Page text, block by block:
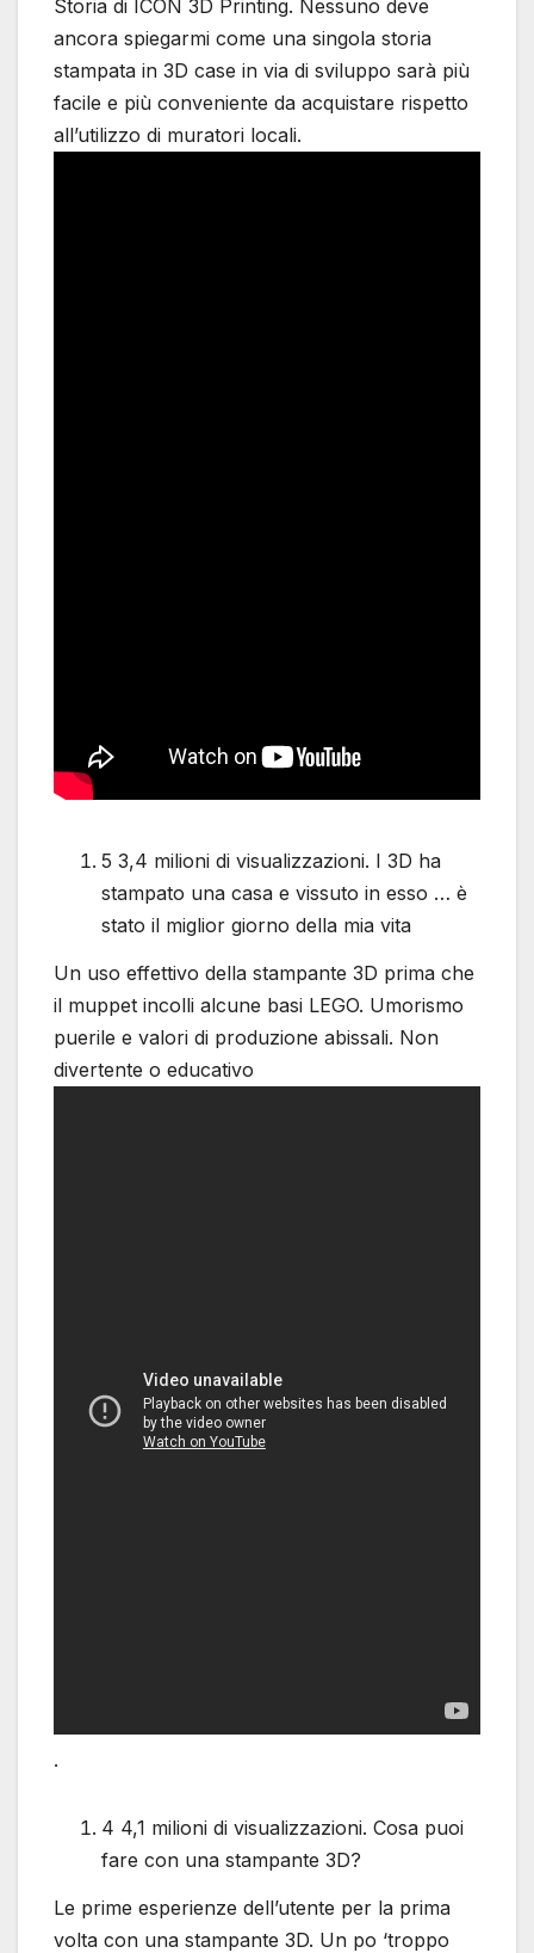
Storia di ICON 3D Printing. Nessuno deve
ancora spiegarmi come una singola storia
stampata in 3D case in via di sviluppo sarà più
facile e più conveniente da acquistare rispetto
all’utilizzo di muratori locali.
5 3,4 milioni di visualizzazioni. I 3D ha
stampato una casa e vissuto in esso … è
stato il miglior giorno della mia vita
Un uso effettivo della stampante 3D prima che
il muppet incolli alcune basi LEGO. Umorismo
puerile e valori di produzione abissali. Non
divertente o educativo
.
4 4,1 milioni di visualizzazioni. Cosa puoi
fare con una stampante 3D?
Le prime esperienze dell’utente per la prima
volta con una stampante 3D. Un po ‘troppo